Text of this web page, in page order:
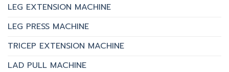
LEG EXTENSION MACHINE
LEG PRESS MACHINE
TRICEP EXTENSION MACHINE
LAD PULL MACHINE